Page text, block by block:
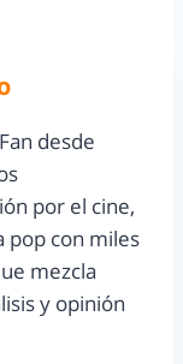
desde
por el cine,
pop con miles
mezcla
y opinión